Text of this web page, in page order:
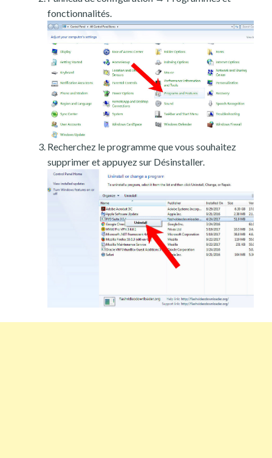
fonctionnalités.
Recherchez le programme que vous souhaitez
supprimer et appuyez sur Désinstaller.